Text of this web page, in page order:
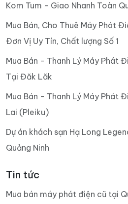
Kom Tum - Giao Nhanh Toàn
Mua Bán, Cho Thuê Máy Phát
Đơn Vị Uy Tín, Chất lượng Số 1
Mua Bán - Thanh Lý Máy Phát
Tại Đăk Lăk
Mua Bán - Thanh Lý Máy Phát
Lai (Pleiku)
Dự án khách sạn Hạ Long
Quảng Ninh
Tin tức
Mua bán máy phát điện cũ tại